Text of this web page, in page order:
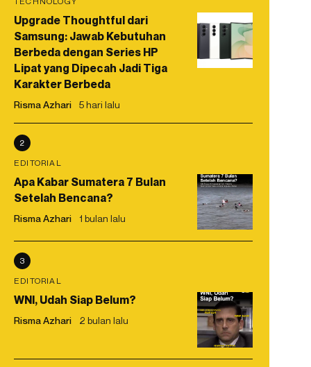
Upgrade Thoughtful dari
Samsung: Jawab Kebutuhan
Berbeda dengan Series HP
Lipat yang Dipecah Jadi Tiga
Karakter Berbeda
Risma Azhari 5 hari lalu
2
EDITORIAL
Apa Kabar Sumatera 7 Bulan
Setelah Bencana?
Risma Azhari 1 bulan lalu
3
EDITORIAL
WNI, Udah Siap Belum?
Risma Azhari 2 bulan lalu